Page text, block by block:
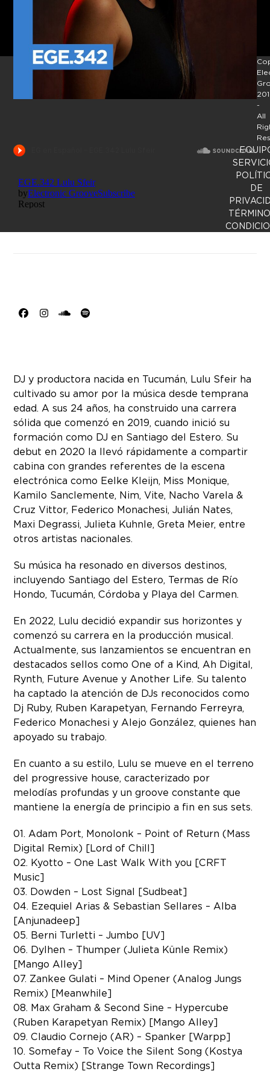
Facebook
Instagram
SoundCloud
Spotify
DJ y productora nacida en Tucumán, Lulu Sfeir ha
cultivado su amor por la música desde temprana
edad. A sus 24 años, ha construido una carrera
sólida que comenzó en 2019, cuando inició su
formación como DJ en Santiago del Estero. Su
debut en 2020 la llevó rápidamente a compartir
cabina con grandes referentes de la escena
electrónica como Eelke Kleijn, Miss Monique,
Kamilo Sanclemente, Nim, Vite, Nacho Varela &
Cruz Vittor, Federico Monachesi, Julián Nates,
Maxi Degrassi, Julieta Kuhnle, Greta Meier, entre
otros artistas nacionales.
Su música ha resonado en diversos destinos,
incluyendo Santiago del Estero, Termas de Río
Hondo, Tucumán, Córdoba y Playa del Carmen.
En 2022, Lulu decidió expandir sus horizontes y
comenzó su carrera en la producción musical.
Actualmente, sus lanzamientos se encuentran en
destacados sellos como One of a Kind, Ah Digital,
Rynth, Future Avenue y Another Life. Su talento
ha captado la atención de DJs reconocidos como
Dj Ruby, Ruben Karapetyan, Fernando Ferreyra,
Federico Monachesi y Alejo González, quienes han
apoyado su trabajo.
En cuanto a su estilo, Lulu se mueve en el terreno
del progressive house, caracterizado por
melodías profundas y un groove constante que
mantiene la energía de principio a fin en sus sets.
01. Adam Port, Monolonk – Point of Return (Mass
Digital Remix) [Lord of Chill]
02. Kyotto – One Last Walk With you [CRFT
Music]
03. Dowden – Lost Signal [Sudbeat]
04. Ezequiel Arias & Sebastian Sellares – Alba
[Anjunadeep]
05. Berni Turletti – Jumbo [UV]
06. Dylhen – Thumper (Julieta Künle Remix)
[Mango Alley]
07. Zankee Gulati – Mind Opener (Analog Jungs
Remix) [Meanwhile]
08. Max Graham & Second Sine – Hypercube
(Ruben Karapetyan Remix) [Mango Alley]
09. Claudio Cornejo (AR) – Spanker [Warpp]
10. Somefay – To Voice the Silent Song (Kostya
Outta Remix) [Strange Town Recordings]
-
All
DE